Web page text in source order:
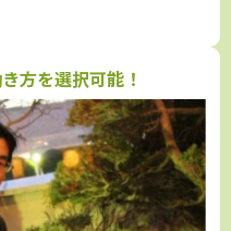
方を選択可能！